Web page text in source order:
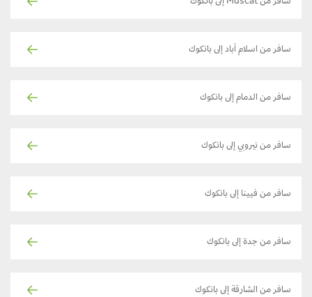
سافر من Muscat إلى بانكوك
سافر من اسلام آباد إلى بانكوك
سافر من الدمام إلى بانكوك
سافر من نيروبي إلى بانكوك
سافر من فيينا إلى بانكوك
سافر من جدة إلى بانكوك
سافر من الشارقة إلى بانكوك